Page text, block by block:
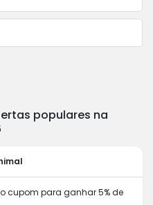
populares na
cupom para ganhar 5% de